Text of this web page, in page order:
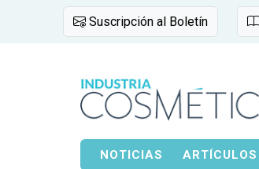
Suscripción al Boletín
NOTICIAS ARTÍCULOS